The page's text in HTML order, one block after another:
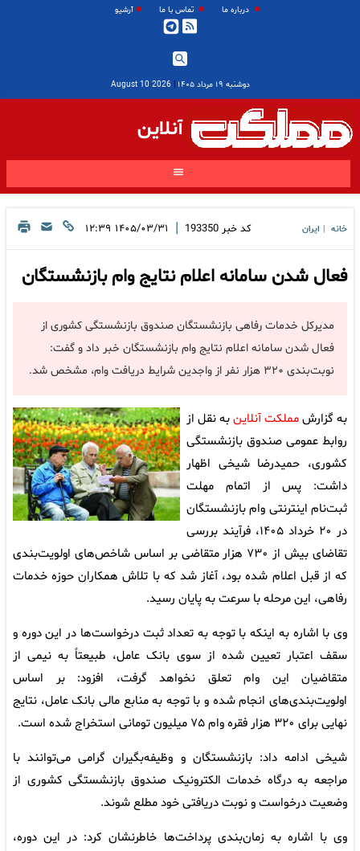
درباره ما تماس با ما آرشیو
دوشنبه ۱۹ مرداد ۱۴۰۵ |
2026 August 10
آنلاین
خانه ایران کد خبر 193350
| ۱۴۰۵/۰۳/۳۱ ۱۲:۳۹
فعال‌ شدن سامانه اعلام نتایج وام بازنشستگان
مدیرکل خدمات رفاهی بازنشستگان صندوق بازنشستگی کشوری از
فعال‌ شدن سامانه اعلام نتایج وام بازنشستگان خبر داد و گفت:
نوبت‌بندی ۳۲۰ هزار نفر از واجدین شرایط دریافت وام، مشخص شد.
به گزارشمملکت آنلاینبه نقل از
روابط عمومی صندوق بازنشستگی
کشوری، حمیدرضا شیخی اظهار
داشت: پس از اتمام مهلت
ثبت‌نام اینترنتی وام بازنشستگان
در ۲۰ خرداد ۱۴۰۵، فرآیند بررسی
تقاضای بیش از ۷۳۰ هزار متقاضی بر اساس شاخص‌های اولویت‌بندی
که از قبل اعلام شده بود، آغاز شد که با تلاش همکاران حوزه خدمات
رفاهی، این مرحله با سرعت به پایان رسید.
وی با اشاره به اینکه با توجه به تعداد ثبت درخواست‌ها در این دوره و
سقف اعتبار تعیین شده از سوی بانک عامل، طبیعتاً به نیمی از
متقاضیان این وام تعلق نخواهد گرفت، افزود: بر اساس
اولویت‌بندی‌های انجام شده و با توجه به منابع مالی بانک عامل، نتایج
نهایی برای ۳۲۰ هزار فقره وام ۷۵ میلیون تومانی استخراج شده است.
شیخی ادامه داد: بازنشستگان و وظیفه‌بگیران گرامی می‌توانند با
مراجعه به درگاه خدمات الکترونیک صندوق بازنشستگی کشوری از
وضعیت درخواست و نوبت دریافتی خود مطلع شوند.
وی با اشاره به زمان‌بندی پرداخت‌ها خاطرنشان کرد: در این دوره،